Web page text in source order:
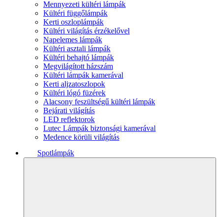
Mennyezeti kültéri lámpák
Kültéri függőlámpák
Kerti oszloplámpák
Kültéri világítás érzékelővel
Napelemes lámpák
Kültéri asztali lámpák
Kültéri behajtó lámpák
Megvilágított házszám
Kültéri lámpák kamerával
Kerti aljzatoszlopok
Kültéri lógó füzérek
Alacsony feszültségű kültéri lámpák
Bejárati világítás
LED reflektorok
Lutec Lámpák biztonsági kamerával
Medence körüli világítás
Spotlámpák